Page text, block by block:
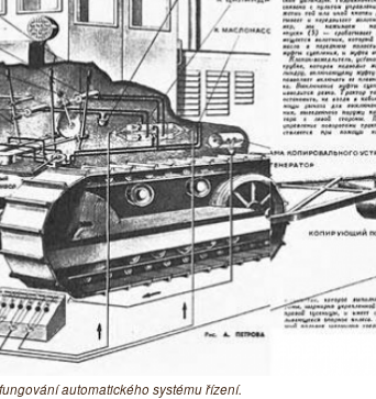
automatického systému řízení.